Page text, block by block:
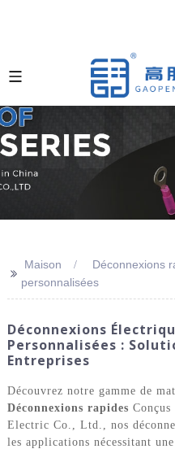
>> Maison
Déconnexions
personnalisées
Déconnexions
Personnalisées :
Entreprises
Découvrez notre gamme de
Déconnexions rapides
Electric Co., Ltd., nos
les applications nécessitant